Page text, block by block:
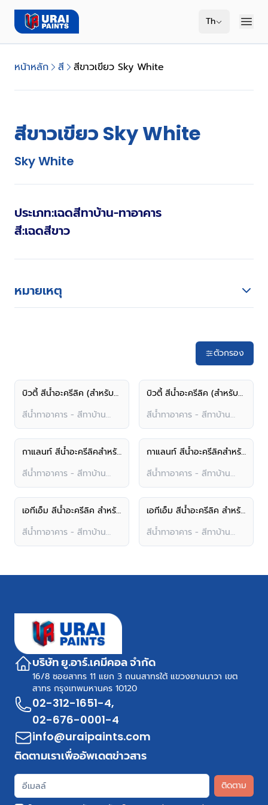
Th
หน้าหลัก สี สีขาวเขียว Sky White
สีขาวเขียว Sky White
Sky White
ประเภท:เฉดสีทาบ้าน-ทาอาคาร
สี:เฉดสีขาว
หมายเหตุ
ตัวกรอง
บิวตี้ สีน้ำอะครีลิค (สำหรับภายนอก)
สีน้ำทาอาคาร - สีทาบ้าน
ภายนอก
บิวตี้ สีน้ำอะครีลิค (สำหรับภายใน)
สีน้ำทาอาคาร - สีทาบ้าน
ภายนอก
กาแลนท์ สีน้ำอะครีลิคสำหรับภายนอก
สีน้ำทาอาคาร - สีทาบ้าน
ภายนอก
กาแลนท์ สีน้ำอะครีลิคสำหรับภายใน
สีน้ำทาอาคาร - สีทาบ้าน
ภายนอก
เอทีเอ็ม สีน้ำอะครีลิค สำหรับภายนอก
สีน้ำทาอาคาร - สีทาบ้าน
ภายนอก
เอทีเอ็ม สีน้ำอะครีลิค สำหรับภายใน
สีน้ำทาอาคาร - สีทาบ้าน
ภายนอก
บริษัท ยู.อาร์.เคมีคอล จำกัด
16/8 ซอยสาทร 11 แยก 3 ถนนสาทรใต้ แขวงยานนาวา เขต
สาทร กรุงเทพมหานคร 10120
02-312-1651-4,
02-676-0001-4
info@uraipaints.com
ติดตามเราเพื่ออัพเดตข่าวสาร
ติดตาม